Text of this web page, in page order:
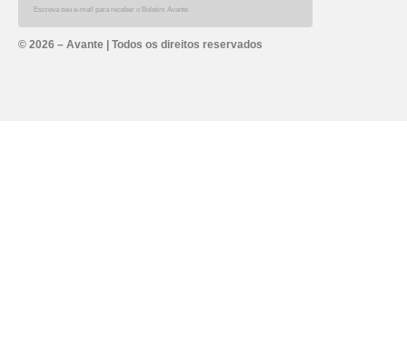
Alternative:
© 2026 – Avante | Todos os direitos reservados